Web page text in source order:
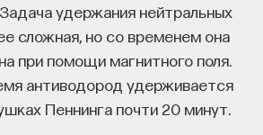
удержания нейтральных
сложная, но со временем она
при помощи магнитного поля.
антиводород удерживается
Пеннинга почти 20 минут.